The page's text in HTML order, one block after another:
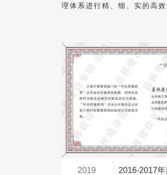
理体系进行精、细、实的高效
2019
2016-2017